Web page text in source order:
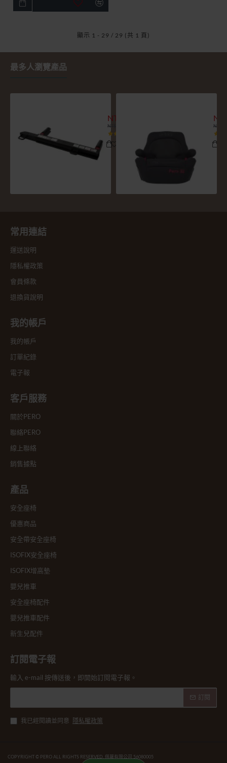
顯示 1 - 29 / 29 (共 1 頁)
最多人瀏覽產品
NT$5,980
NT$8,980
常用連結
運送說明
隱私權政策
會員條款
退換貨說明
我的帳戶
我的帳戶
訂單紀錄
電子報
客戶服務
關於PERO
聯絡PERO
線上聯絡
銷售據點
產品
安全座椅
優惠商品
安全帶安全座椅
ISOFIX安全座椅
ISOFIX增高墊
嬰兒推車
安全座椅配件
嬰兒推車配件
新生兒配件
訂閱電子報
輸入 e-mail 按傳送後，即開始訂閱電子報。
訂閱
我已經閱讀並同意 隱私權政策
COPYRIGHT © PERO ALL RIGHTS RESERVED. 佩蘿有限公司 56080005